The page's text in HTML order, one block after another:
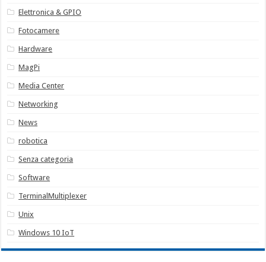
Elettronica & GPIO
Fotocamere
Hardware
MagPi
Media Center
Networking
News
robotica
Senza categoria
Software
TerminalMultiplexer
Unix
Windows 10 IoT